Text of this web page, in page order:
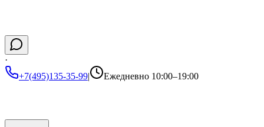
·
+7(495)135-35-99| Ежедневно 10:00–19:00